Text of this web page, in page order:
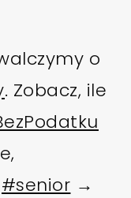
o
. Zobacz, ile
#senior →